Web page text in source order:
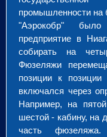
промышленности на
"Аэрокобр"
предприятие в
собирать на
Фюзеляжи
позиции к
включался через
Например, на
шестой - кабину, на
часть